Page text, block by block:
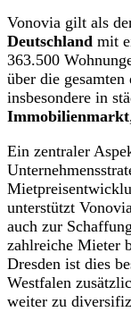
Vonovia gilt als
Deutschland mit
363.500
über die gesamten
insbesondere in
Immobilienmarkt
Ein zentraler
unterstützt
auch zur
zahlreiche Mieter
Dresden ist dies
Westfalen
weiter zu